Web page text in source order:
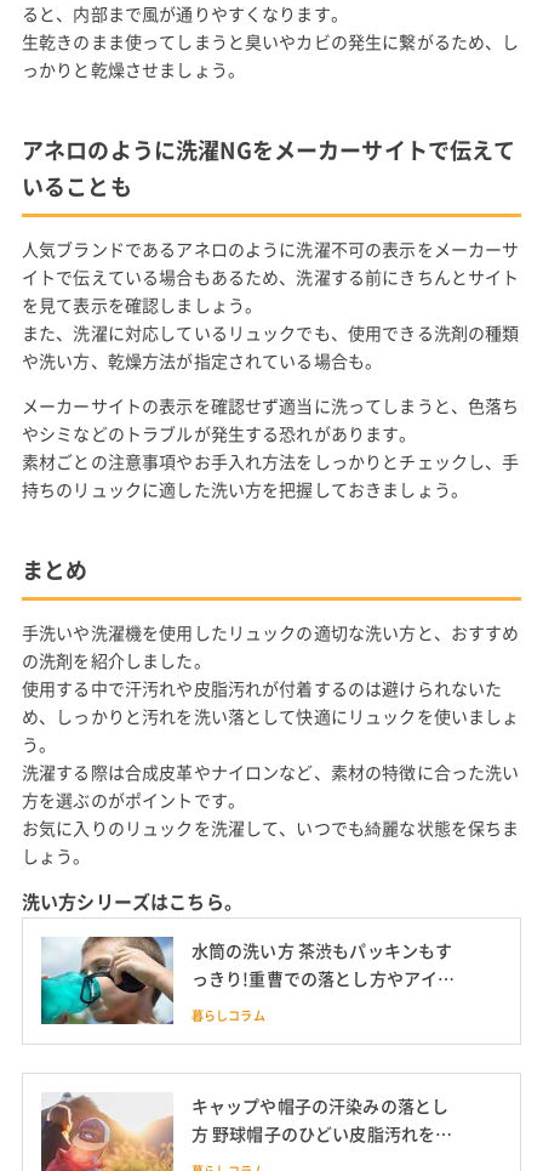
ると、内部まで風が通りやすくなります。
生乾きのまま使ってしまうと臭いやカビの発生に繋がるため、し
っかりと乾燥させましょう。
アネロのように洗濯NGをメーカーサイトで伝えて
いることも
人気ブランドであるアネロのように洗濯不可の表示をメーカーサ
イトで伝えている場合もあるため、洗濯する前にきちんとサイト
を見て表示を確認しましょう。
また、洗濯に対応しているリュックでも、使用できる洗剤の種類
や洗い方、乾燥方法が指定されている場合も。
メーカーサイトの表示を確認せず適当に洗ってしまうと、色落ち
やシミなどのトラブルが発生する恐れがあります。
素材ごとの注意事項やお手入れ方法をしっかりとチェックし、手
持ちのリュックに適した洗い方を把握しておきましょう。
まとめ
手洗いや洗濯機を使用したリュックの適切な洗い方と、おすすめ
の洗剤を紹介しました。
使用する中で汗汚れや皮脂汚れが付着するのは避けられないた
め、しっかりと汚れを洗い落として快適にリュックを使いましょ
う。
洗濯する際は合成皮革やナイロンなど、素材の特徴に合った洗い
方を選ぶのがポイントです。
お気に入りのリュックを洗濯して、いつでも綺麗な状態を保ちま
しょう。
洗い方シリーズはこちら。
水筒の洗い方 茶渋もパッキンもす
っきり!重曹での落とし方やアイテ
ムも紹介
暮らしコラム
キャップや帽子の汗染みの落とし
方 野球帽子のひどい皮脂汚れを取
る洗い方も